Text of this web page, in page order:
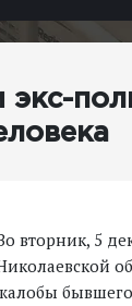
вторник, 5